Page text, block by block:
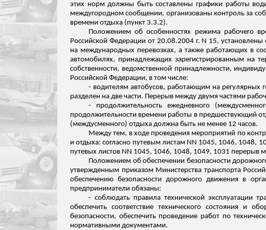
этих норм должны быть составлены графики работы
междугородном сообщении, организованы контроль за
времени отдыха (пункт 3.3.2).
Положением об особенностях режима рабочего
Российской Федерации от 20.08.2004 г. N 15,
на международных перевозках, а также работающих в
автомобилях, принадлежащих зарегистрированным на
собственности, ведомственной принадлежности,
Российской Федерации, в том числе:
- водителям автобусов, работающим на регулярных
разделен на две части. Перерыв между двумя частями
- продолжительность ежедневного
продолжительности времени работы в предшествующий
(междусменного) отдыха должна быть не менее 12 часов.
Между тем, в ходе проведения мероприятий по
и отдыха: согласно путевым листам NN 1045, 1046, 1048,
путевых листов NN 1045, 1046, 1048, 1049, 1031 перерыв
Положением об обеспечении безопасности
утвержденным приказом Министерства транспорта
обеспечению безопасности дорожного движения в
предприниматели обязаны:
- соблюдать правила технической эксплуатации
обеспечить соответствие технического состояния и
безопасности, обеспечить проведение работ по
нормативными документами.